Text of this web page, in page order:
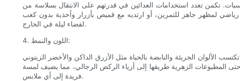
تكمن تعدد استخدامات العدائين في قدرتهم على الانتقال بسلاسة من
لمظهر جاهز للتمرين، أو ارتديه مع قميص بأزرار وأحذية بدون كعب
لقضاء ليلة في الخارج.
4. اللون والنمط:
الجريئة والنابضة بالحياة مثل الأزرق الداكن والأخضر الزيتوني
المطبوعات الزهرية طريقها إلى أزياء الركض الرجالي، مما يضيف لمسة
فريدة إلى أي ملابس.